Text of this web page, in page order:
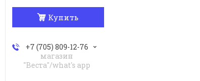
Купить
+7 (705) 809-12-76
магазин
"Веста"/what's app